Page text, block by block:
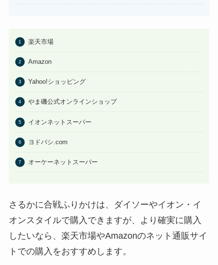
る？コンビニに売ってる？ネット
通販が確実？
楽天市場
Amazon
Yahoo!ショッピング
やま磯公式オンラインショップ
イオンネットスーパー
ヨドバシ.com
オーケーネットスーパー
さるかに合戦ふりかけは、ダイソーやイオン・イ
オンスタイルで購入できますが、より確実に購入
したいなら、楽天市場やAmazonのネット通販サイ
トでの購入をおすすめします。